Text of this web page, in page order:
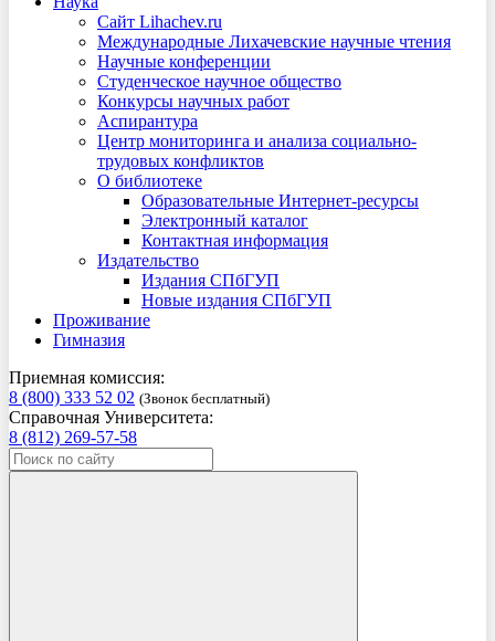
Сайт Lihachev.ru
Международные Лихачевские научные чтения
Научные конференции
Студенческое научное общество
Конкурсы научных работ
Аспирантура
Центр мониторинга и анализа социально-
трудовых конфликтов
О библиотеке
Образовательные Интернет-ресурсы
Электронный каталог
Контактная информация
Издательство
Издания СПбГУП
Новые издания СПбГУП
Проживание
Гимназия
Приемная комиссия:
8 (800) 333 52 02 (Звонок бесплатный)
Справочная Университета:
8 (812) 269-57-58